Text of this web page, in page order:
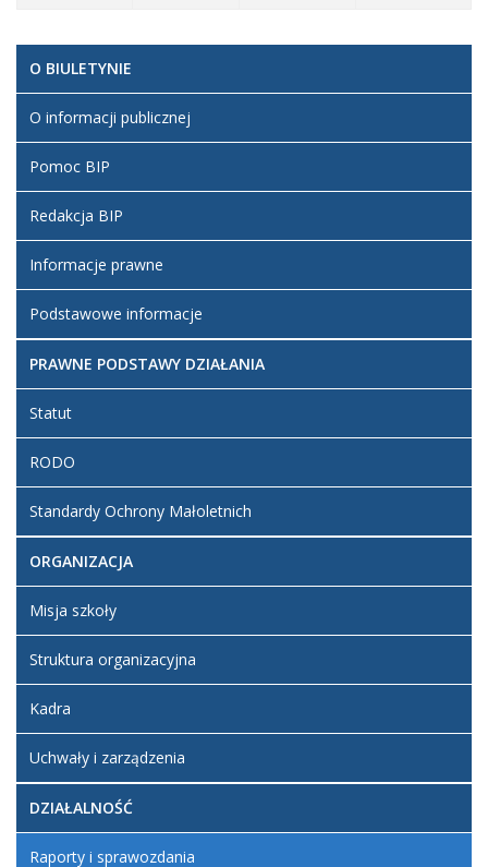
O BIULETYNIE
O informacji publicznej
Pomoc BIP
Redakcja BIP
Informacje prawne
Podstawowe informacje
PRAWNE PODSTAWY DZIAŁANIA
Statut
RODO
Standardy Ochrony Małoletnich
ORGANIZACJA
Misja szkoły
Struktura organizacyjna
Kadra
Uchwały i zarządzenia
DZIAŁALNOŚĆ
Raporty i sprawozdania